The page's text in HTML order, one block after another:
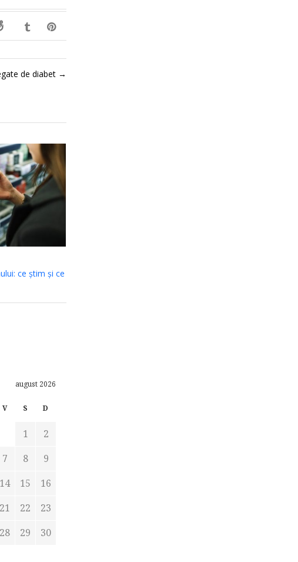
de diabet →
ce știm și ce
august 2026
V S D
1
2
7 8
9
14 15
16
21 22
23
28 29
30